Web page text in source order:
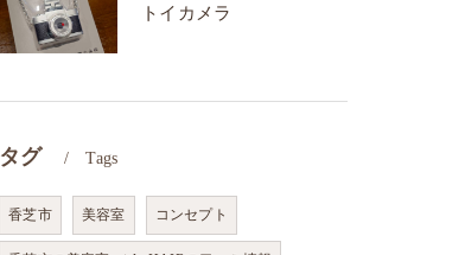
トイカメラ
タグ Tags
香芝市 美容室 コンセプト